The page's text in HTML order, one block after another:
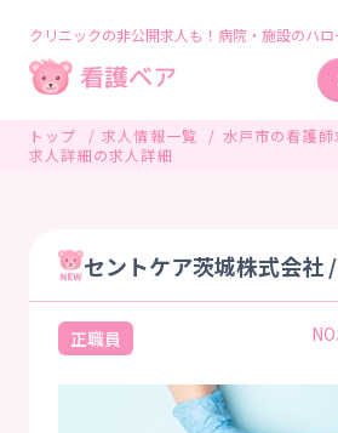
クリニックの非公開求人も！病院・施設のハロ
トップ 求人情報一覧
水戸市の看護師
求人詳細の求人詳細
セントケア茨城株式会社
正職員